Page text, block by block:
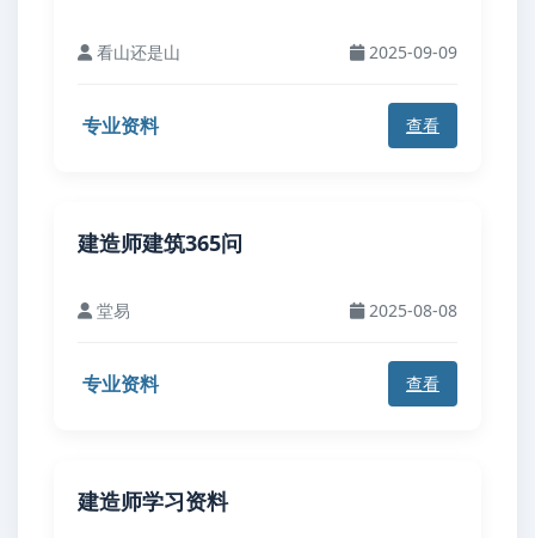
看山还是山 2025-09-09
专业资料 查看
建造师建筑365问
堂易 2025-08-08
专业资料 查看
建造师学习资料